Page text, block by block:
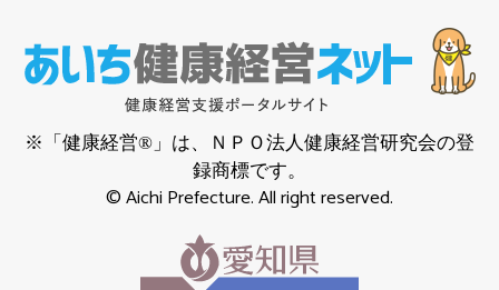
※「健康経営®」は、ＮＰＯ法人健康経営研究会の登
録商標です。
© Aichi Prefecture. All right reserved.